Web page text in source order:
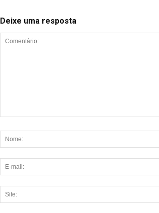
Deixe uma resposta